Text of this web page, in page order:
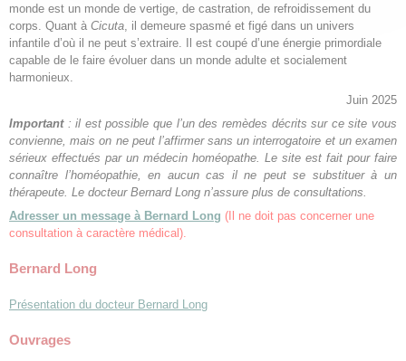
monde est un monde de vertige, de castration, de refroidissement du
corps. Quant à Cicuta , il demeure spasmé et figé dans un univers
infantile d’où il ne peut s’extraire. Il est coupé d’une énergie primordiale
capable de le faire évoluer dans un monde adulte et socialement
harmonieux.
Juin 2025
Important: il est possible que l’un des remèdes décrits sur ce site vous
convienne, mais on ne peut l’affirmer sans un interrogatoire et un examen
sérieux effectués par un médecin homéopathe. Le site est fait pour faire
connaître l’homéopathie, en aucun cas il ne peut se substituer à un
thérapeute. Le docteur Bernard Long n’assure plus de consultations.
Adresser un message à Bernard Long (Il ne doit pas concerner une
consultation à caractère médical).
Bernard Long
Présentation du docteur Bernard Long
Ouvrages